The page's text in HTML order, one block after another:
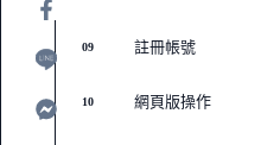
09 註冊帳號
10 網頁版操作